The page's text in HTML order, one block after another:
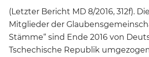
(Letzter Bericht MD 8/2016, 312f).
Mitglieder der
Stämme“ sind Ende 2016 von
Tschechische Republik